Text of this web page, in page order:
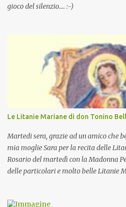
gioco del silenzio.... :-)
Le Litanie Mariane di don Tonino
Martedi sera, grazie ad un amico che
mia moglie Sara per la recita delle
Rosario del martedì con la Madonna
delle particolari e molto belle Litanie